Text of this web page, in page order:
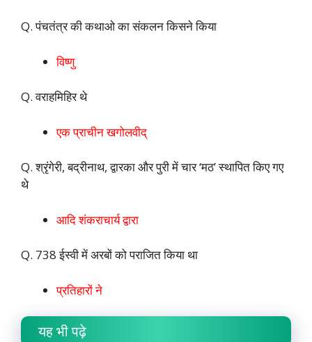
Q. पंचतंत्र की कथाओ का संकलन किसने किया
विष्णु
Q. वराहमिहिर थे
एक प्राचीन खगोलवीद्
Q. श्रृंगेरी, बद्रीनाथ, द्वारका और पुरी में चार ‘मठ’ स्थापित किए गए
थे
आदि शंकराचार्य द्वारा
Q. 738 ईस्वी में अरबों को पराजित किया था
प्रतिहारों ने
यह भी पढ़े